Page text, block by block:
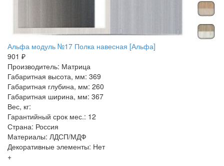
Альфа модуль №17 Полка навесная [Альфа]
901 ₽
Производитель: Матрица
Габаритная высота, мм: 369
Габаритная глубина, мм: 260
Габаритная ширина, мм: 367
Вес, кг:
Гарантийный срок мес.: 12
Страна: Россия
Материалы: ЛДСП/МДФ
Декоративные элементы: Нет
+